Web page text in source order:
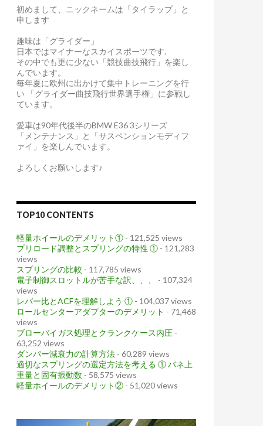
初めまして、ニックネームは「タイラップ」と
申します
趣味は「グライダー」
日本ではマイナーなスカイスポーツです.
その中でも更に少ない「競技曲技飛行」を楽し
んでいます。
毎年夏に欧州に出かけて集中トレーニングを行
い 「グライダー曲技飛行世界選手権」に参戦し
ています。
愛車は90年代後半のBMW E36 3シリーズ
「メンテナンス」と「サスペンションモディフ
ァイ」を楽しんでいます。
よろしくお願いします♪
TOP10 CONTENTS
軽量ホイールのデメリット① - 121,525 views
プリロード調整とスプリングの特性 ① - 121,283
views
スプリングの比較 - 117,785 views
電子制御スロットルが苦手な訳、、、
- 107,324
views
レバー比とACFを理解しよう ① - 104,037 views
ロールセンターアダプターのデメリット - 71,468
views
ブローバイガス処理とクランクケース内圧 -
63,252 views
ダンパー減衰力の計算方法 - 60,289 views
適切なスプリングの選定方法を考える ① バネ上
重量と固有振動数 - 58,575 views
軽量ホイールのデメリット② - 51,020 views